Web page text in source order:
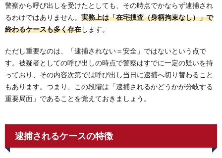
警察から呼び出しを受けたとしても、その時点でかならず逮捕され
るわけではありません。 実務上は「在宅捜査（身柄拘束なし）」で
終わるケースも多く存在します。
ただし重要なのは、「逮捕されない＝安全」ではないという点で
す。被疑者としての呼び出しの時点で警察はすでに一定の疑いを持
っており、その内容次第では呼び出し当日に逮捕へ切り替わること
もあります。つまり、この段階は「逮捕されるかどうかが分岐する
重要局面」であることを覚えておきましょう。
逮捕されるケースの特徴